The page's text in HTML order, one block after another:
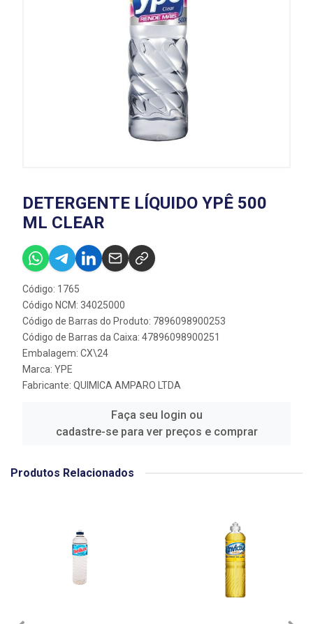
DETERGENTE LÍQUIDO YPÊ 500
ML CLEAR
Código: 1765
Código NCM: 34025000
Código de Barras do Produto: 7896098900253
Código de Barras da Caixa: 47896098900251
Embalagem: CX\24
Marca: YPE
Fabricante: QUIMICA AMPARO LTDA
Faça seu login ou
cadastre-se para ver preços e comprar
Produtos Relacionados